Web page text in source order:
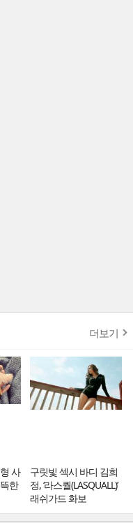
더보기
사
한
구릿빛 섹시 바디 김희
정, ‘라스퀄(LASQUALL)’
래쉬가드 화보